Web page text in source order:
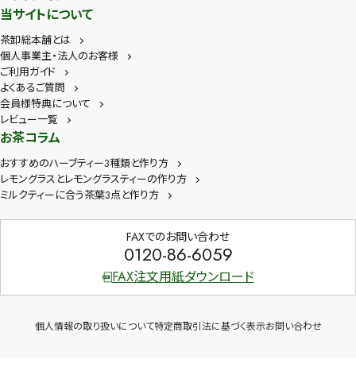
当サイトについて
茶卸総本舗とは
個人事業主・法人のお客様
ご利用ガイド
よくあるご質問
会員様特典について
レビュー一覧
お茶コラム
おすすめのハーブティー3種類と作り方
レモングラスとレモングラスティーの作り方
ミルクティーに合う茶葉3点と作り方
FAXでのお問い合わせ
0120-86-6059
FAX注文用紙ダウンロード
個人情報の取り扱いについて特定商取引法に基づく表示お問い合わせ